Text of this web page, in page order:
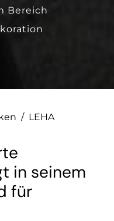
Bereich
/ LEHA
in seinem
für